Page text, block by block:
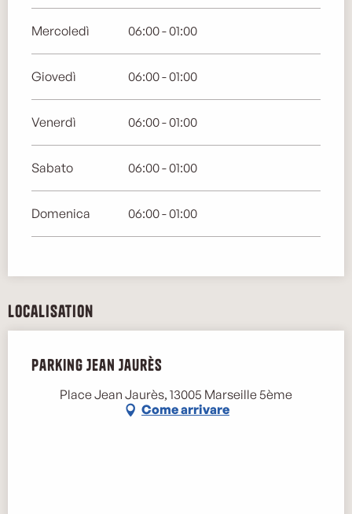
Mercoledì 06:00 - 01:00
Giovedì 06:00 - 01:00
Venerdì 06:00 - 01:00
Sabato 06:00 - 01:00
Domenica 06:00 - 01:00
Localisation
Parking Jean Jaurès
Place Jean Jaurès, 13005 Marseille 5ème
Come arrivare